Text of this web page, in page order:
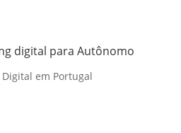
digital para Autônomo
em Portugal